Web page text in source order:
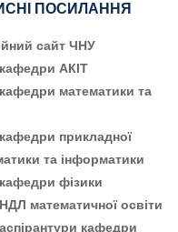
ПОСИЛАННЯ
сайт ЧНУ
АКІТ
математики та
прикладної
та інформатики
фізики
математичної освіти
кафедри